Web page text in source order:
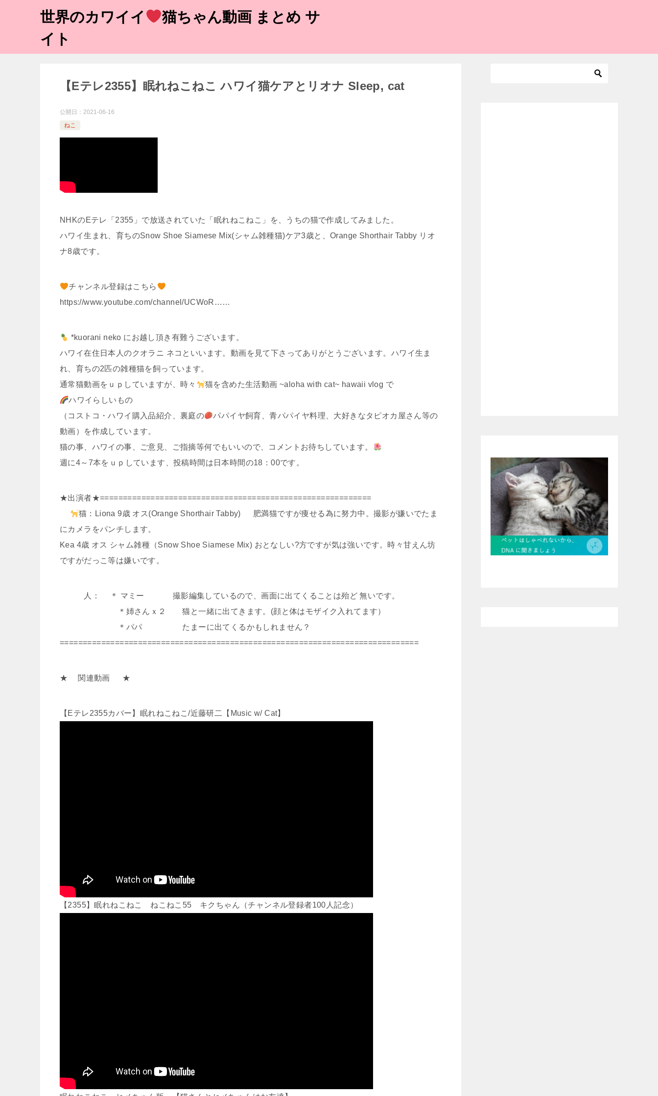
世界のカワイイ
猫ちゃん動画 まとめ サ
イト
【Eテレ2355】眠れねこねこ ハワイ猫ケアとリオナ Sleep, cat
公開日： 2021-06-16
ねこ
NHKのEテレ「2355」で放送されていた「眠れねこねこ」を、うちの猫で作成してみました。
ハワイ生まれ、育ちのSnow Shoe Siamese Mix(シャム雑種猫)ケア3歳と、Orange Shorthair Tabby リオ
ナ8歳です。
チャンネル登録はこちら
https://www.youtube.com/channel/UCWoR……
*kuorani neko にお越し頂き有難うございます。
ハワイ在住日本人のクオラニ ネコといいます。動画を見て下さってありがとうございます。ハワイ生ま
れ、育ちの2匹の雑種猫を飼っています。
通常猫動画をｕｐしていますが、時々
猫を含めた生活動画 ~aloha with cat~ hawaii vlog で
ハワイらしいもの
（コストコ・ハワイ購入品紹介、裏庭の
パパイヤ飼育、青パパイヤ料理、大好きなタピオカ屋さん等の
動画）を作成しています。
猫の事、ハワイの事、ご意見、ご指摘等何でもいいので、コメントお待ちしています。
週に4～7本をｕｐしています、投稿時間は日本時間の18：00です。
★出演者★===========================================================
猫：Liona 9歳 オス(Orange Shorthair Tabby) 肥満猫ですが痩せる為に努力中。撮影が嫌いでたま
にカメラをパンチします。
Kea 4歳 オス シャム雑種（Snow Shoe Siamese Mix) おとなしい?方ですが気は強いです。時々甘えん坊
ですがだっこ等は嫌いです。
人： ＊ マミー 撮影編集しているので、画面に出てくることは殆ど 無いです。
＊姉さんｘ２ 猫と一緒に出てきます。(顔と体はモザイク入れてます）
＊パパ たまーに出てくるかもしれません？
==============================================================================
★ 関連動画 ★
【Eテレ2355カバー】眠れねこねこ/近藤研二【Music w/ Cat】
【2355】眠れねこねこ ねこねこ55 キクちゃん（チャンネル登録者100人記念）